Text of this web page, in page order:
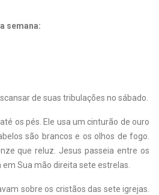
semana:
de suas tribulações no sábado.
os pés. Ele usa um cinturão de ouro
são brancos e os olhos de fogo.
que reluz. Jesus passeia entre os
Sua mão direita sete estrelas.
sobre os cristãos das sete igrejas.